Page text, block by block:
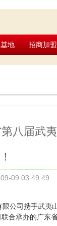
地 招商加盟
八届武
09 03:49:49
公司携手武夷
合承办的广东